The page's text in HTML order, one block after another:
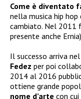
Come è diventato
nella musica hip hop
cambiato. Nel 2011
presente anche
Il successo arriva
Fedez per poi
2014 al 2016
ottiene grande
nome d’arte con